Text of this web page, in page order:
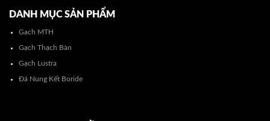
DANH MỤC SẢN PHẨM
Gạch MTH
Gạch Thạch Bàn
Gạch Lustra
Đá Nung Kết Boride